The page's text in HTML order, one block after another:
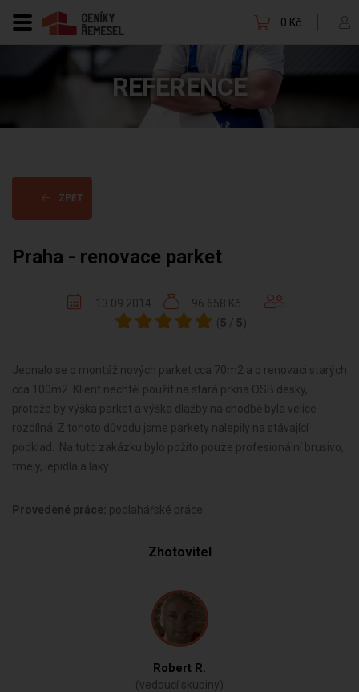
0 Kč
REFERENCE
ZPĚT
Praha - renovace parket
13.09.2014
96 658 Kč
( 5 / 5)
Jednalo se o montáž nových parket cca 70m2 a o renovaci starých
cca 100m2. Klient nechtěl použít na stará prkna OSB desky,
protože by výška parket a výška dlažby na chodbě byla velice
rozdílná. Z tohoto důvodu jsme parkety nalepily na stávající
podklad.
Na tuto zakázku bylo požito pouze profesionální brusivo,
tmely, lepidla a laky.
Provedené práce: podlahářské práce
Zhotovitel
Robert R.
(vedoucí skupiny)